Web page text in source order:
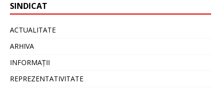
SINDICAT
ACTUALITATE
ARHIVA
INFORMAȚII
REPREZENTATIVITATE